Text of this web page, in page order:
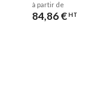
à partir de
84,86 €HT